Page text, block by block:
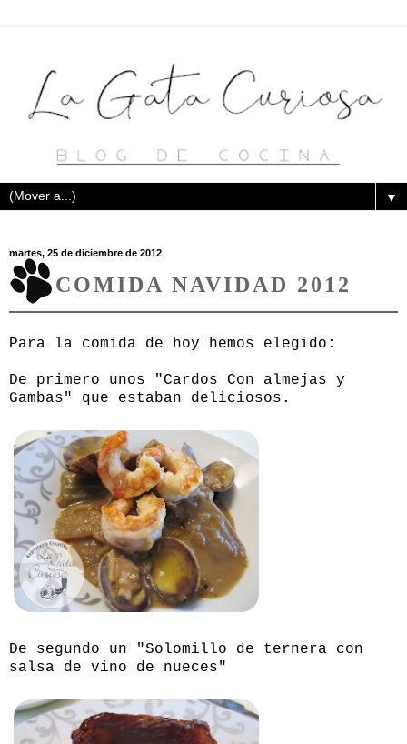
▼
martes, 25 de diciembre de 2012
COMIDA NAVIDAD 2012
Para la comida de hoy hemos elegido:
De primero unos "Cardos Con almejas y
Gambas" que estaban deliciosos.
De segundo un "Solomillo de ternera con
salsa de vino de nueces"